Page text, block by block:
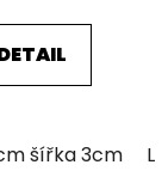
3cm
šířka 3cm L